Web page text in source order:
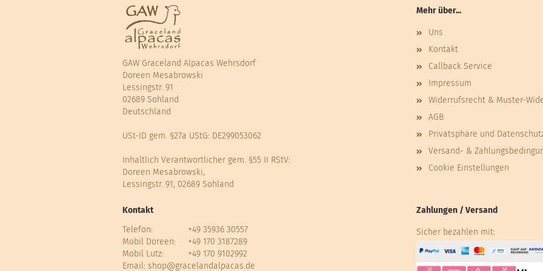
GAW Graceland Alpacas Wehrsdorf
Doreen Mesabrowski
Lessingstr. 91
02689 Sohland
Deutschland
USt-ID gem. §27a UStG: DE299053062
Inhaltlich Verantwortlicher gem. §55 II RStV:
Doreen Mesabrowski,
Lessingstr. 91, 02689 Sohland
Mehr über...
Uns
Kontakt
Callback Service
Impressum
Widerrufsrecht & Muster-
AGB
Privatsphäre und
Versand- &
Cookie Einstellungen
Kontakt
Telefon:
+49 35936 30557
Mobil Doreen:
+49 170 3187289
Mobil Lutz:
+49 170 9102992
Email: shop@gracelandalpacas.de
Zahlungen / Versand
Sicher bezahlen mit: